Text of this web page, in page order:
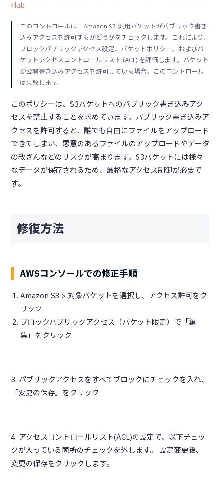
Hub
このコントロールは、Amazon S3 汎用バケットがパブリック書き
込みアクセスを許可するかどうかをチェックします。これにより、
ブロックパブリックアクセス設定、バケットポリシー、およびバ
ケットアクセスコントロールリスト (ACL) を評価します。バケット
が公開書き込みアクセスを許可している場合、このコントロール
は失敗します。
このポリシーは、S3バケットへのパブリック書き込みアク
セスを禁止することを求めています。パブリック書き込みア
クセスを許可すると、誰でも自由にファイルをアップロード
できてしまい、悪意のあるファイルのアップロードやデータ
の改ざんなどのリスクが高まります。S3バケットには様々
なデータが保存されるため、厳格なアクセス制御が必要で
す。
修復方法
AWSコンソールでの修正手順
Amazon S3 > 対象バケットを選択し、アクセス許可をク
リック
ブロックパブリックアクセス（バケット限定）で「編
集」をクリック
3. パブリックアクセスをすべてブロックにチェックを入れ、
「変更の保存」をクリック
4. アクセスコントロールリスト(ACL)の設定で、以下チェッ
クが入っている箇所のチェックを外します。 設定変更後、
変更の保存をクリックします。